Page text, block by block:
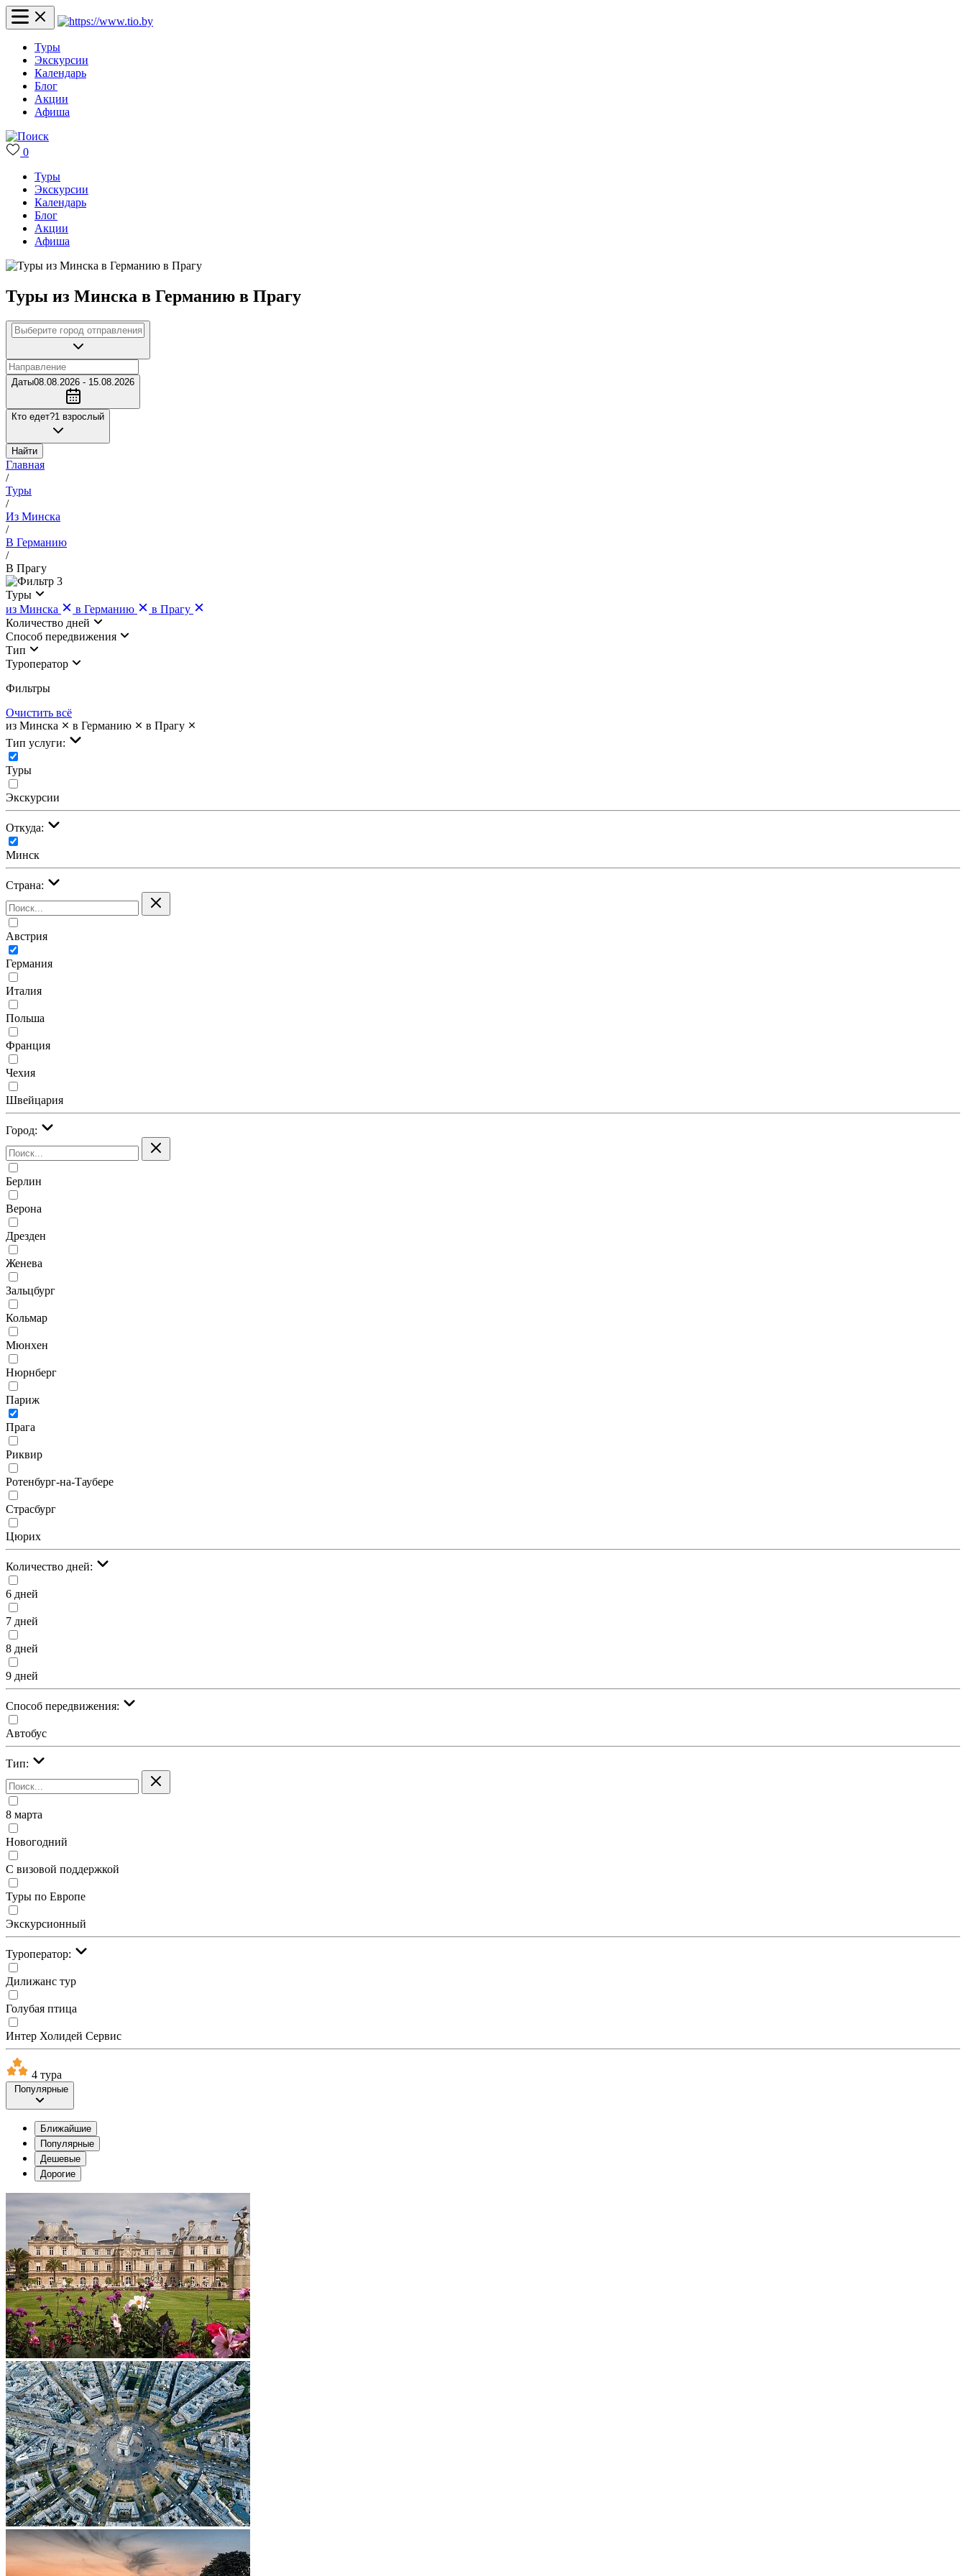
Туры
Экскурсии
Календарь
Блог
Акции
Афиша
0
Туры
Экскурсии
Календарь
Блог
Акции
Афиша
Туры из Минска в Германию в Прагу
Даты08.08.2026 - 15.08.2026
Кто едет?1 взрослый
Найти
Главная
/
Туры
/
Из Минска
/
В Германию
/
В Прагу
3
Туры
из Минска
в Германию
в Прагу
Количество дней
Cпособ передвижения
Тип
Туроператор
Фильтры
Очистить всё
из Минска
в Германию
в Прагу
Тип услуги:
Туры
Экскурсии
Откуда:
Минск
Страна:
Австрия
Германия
Италия
Польша
Франция
Чехия
Швейцария
Город:
Берлин
Верона
Дрезден
Женева
Зальцбург
Кольмар
Мюнхен
Нюрнберг
Париж
Прага
Риквир
Ротенбург-на-Таубере
Страсбург
Цюрих
Количество дней:
6 дней
7 дней
8 дней
9 дней
Cпособ передвижения:
Автобус
Тип:
8 марта
Новогодний
С визовой поддержкой
Туры по Европе
Экскурсионный
Туроператор:
Дилижанс тур
Голубая птица
Интер Холидей Сервис
4 тура
Популярные
Ближайшие
Популярные
Дешевые
Дорогие